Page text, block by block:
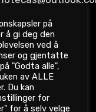
Gahkkorluodda
Kautokeino
på
gi deg den
ved å
og gjentatte
"Godta alle",
av ALLE
Du kan
for
for å selv velge